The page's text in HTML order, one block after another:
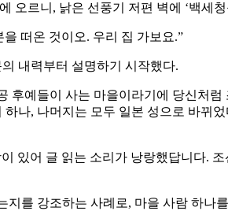
오르니, 낡은 선풍기 저편 벽에 ‘백세
떠온 것이오. 우리 집 가보요.”
내력부터 설명하기 시작했다.
후예들이 사는 마을이라기에 당신처
나, 나머지는 모두 일본 성으로 바뀌
있어 글 읽는 소리가 낭랑했답니다.
를 강조하는 사례로, 마을 사람 하나